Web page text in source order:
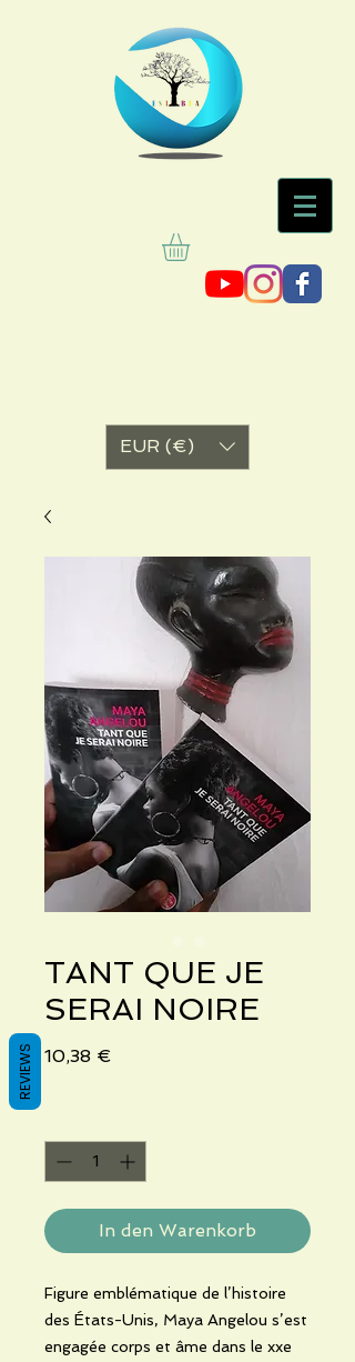
EUR (€)
TANT QUE JE
SERAI NOIRE
10,38 €
In den Warenkorb
Figure emblématique de l’histoire
des États-Unis, Maya Angelou s’est
engagée corps et âme dans le xxe
REVIEWS